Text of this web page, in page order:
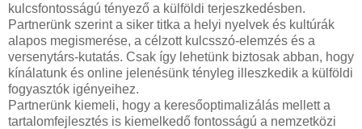
kulcsfontosságú tényező a külföldi terjeszkedésben.
Partnerünk szerint a siker titka a helyi nyelvek és kultúrák
alapos megismerése, a célzott kulcsszó-elemzés és a
versenytárs-kutatás. Csak így lehetünk biztosak abban, hogy
kínálatunk és online jelenésünk tényleg illeszkedik a külföldi
fogyasztók igényeihez.
Partnerünk kiemeli, hogy a keresőoptimalizálás mellett a
tartalomfejlesztés is kiemelkedő fontosságú a nemzetközi